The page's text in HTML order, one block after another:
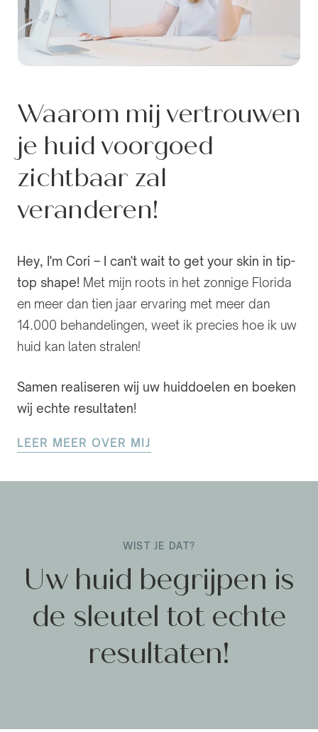
Waarom mij vertrouwen
je huid voorgoed
zichtbaar zal
veranderen!
Hey, I'm Cori – I can't wait to get your skin in tip-
top shape! Met mijn roots in het zonnige Florida
en meer dan tien jaar ervaring met meer dan
14.000 behandelingen, weet ik precies hoe ik uw
huid kan laten stralen!
Samen realiseren wij uw huiddoelen en boeken
wij echte resultaten!
LEER MEER OVER MIJ
WIST JE DAT?
Uw huid begrijpen is
de sleutel tot echte
resultaten!